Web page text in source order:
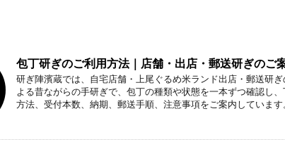
包丁研ぎのご利用方法｜店舗・出店・郵送研ぎのご
研ぎ陣濱蔵では、自宅店舗・上尾ぐるめ米ランド出店・郵送研
よる昔ながらの手研ぎで、包丁の種類や状態を一本ずつ確認し
方法、受付本数、納期、郵送手順、注意事項をご案内しています